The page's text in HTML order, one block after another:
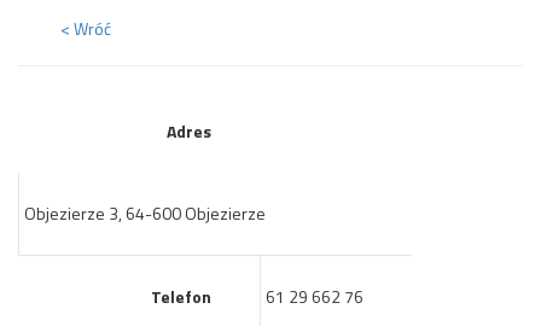
< Wróć
Adres
Objezierze 3, 64-600 Objezierze
Telefon 61 29 662 76